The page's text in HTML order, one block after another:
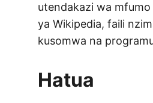
utendakazi wa
ya Wikipedia, faili
kusomwa na
Hatua